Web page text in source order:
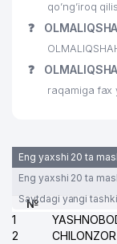
qo’ng’iroq
❓
❓
raqamiga fax
Eng yaxshi 20 ta
Eng yaxshi 20 ta
Saytdagi yangi
№
1
2